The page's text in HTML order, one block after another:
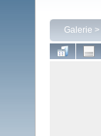
Galerie >